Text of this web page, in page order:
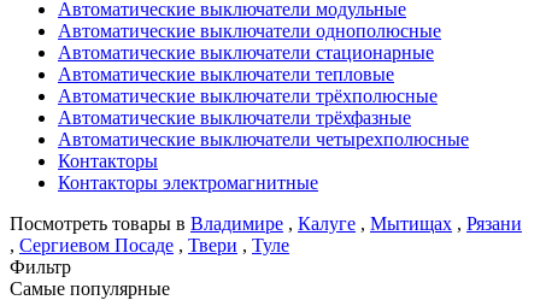
Автоматические выключатели модульные
Автоматические выключатели однополюсные
Автоматические выключатели стационарные
Автоматические выключатели тепловые
Автоматические выключатели трёхполюсные
Автоматические выключатели трёхфазные
Автоматические выключатели четырехполюсные
Контакторы
Контакторы электромагнитные
Посмотреть товары в Владимире , Калуге , Мытищах , Рязани
, Сергиевом Посаде , Твери , Туле
Фильтр
Самые популярные